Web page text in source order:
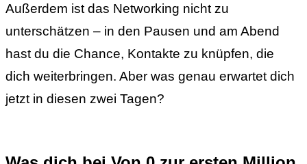
Außerdem ist das Networking nicht zu
unterschätzen – in den Pausen und am Abend
hast du die Chance, Kontakte zu knüpfen, die
dich weiterbringen. Aber was genau erwartet dich
jetzt in diesen zwei Tagen?